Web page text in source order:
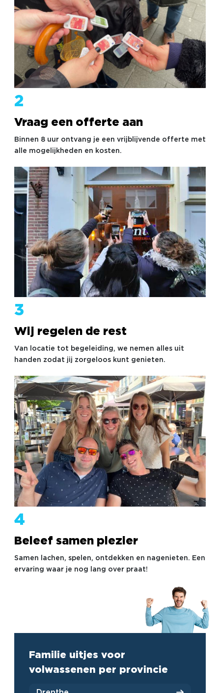
2
Vraag een offerte aan
Binnen 8 uur ontvang je een vrijblijvende offerte met
alle mogelijkheden en kosten.
3
Wij regelen de rest
Van locatie tot begeleiding, we nemen alles uit
handen zodat jij zorgeloos kunt genieten.
4
Beleef samen plezier
Samen lachen, spelen, ontdekken en nagenieten. Een
ervaring waar je nog lang over praat!
Familie uitjes voor
volwassenen per provincie